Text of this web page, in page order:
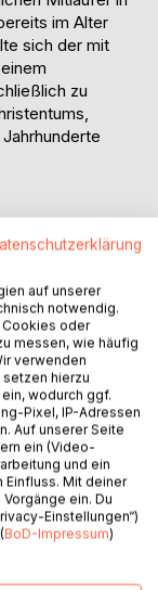
im Alter
sich der mit
zu
Irrweg hat ihn
alle Straßen,
war ein von
unermüdlichen
immer
die Wahrheit
Zärtlichkeit
Boros
kenntnisreich
Spiritualität
Schärfe,
auf unserer
notwendig.
Cookies oder
messen, wie häufig
verwenden
hierzu
wodurch ggf.
Pixel, IP-Adressen
Auf unserer Seite
ein (Video-
und ein
Einfluss. Mit deiner
ein. Du
Einstellungen“)
BoD-Impressum)